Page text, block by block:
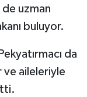
de uzman
buluyor.
da
aileleriyle